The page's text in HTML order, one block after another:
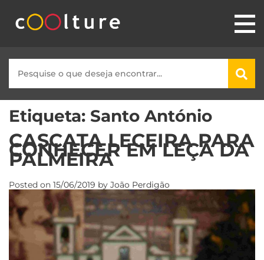
Etiqueta: Santo António
CASCATA LECEIRA PARA
CONHECER EM LEÇA DA
PALMEIRA
Posted on 15/06/2019 by João Perdigão